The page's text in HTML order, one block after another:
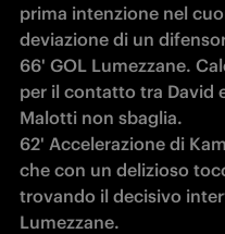
prima intenzione nel
deviazione di un
66' GOL Lumezzane.
per il contatto tra David
Malotti non sbaglia.
62' Accelerazione di
che con un delizioso
trovando il decisivo
Lumezzane.